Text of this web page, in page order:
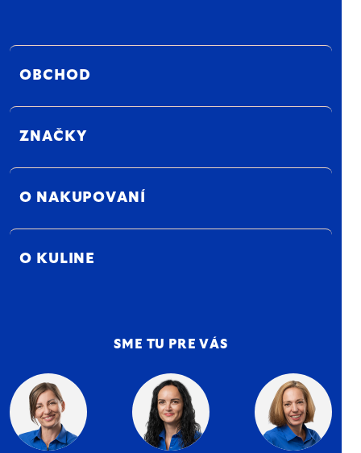
OBCHOD
ZNAČKY
O NAKUPOVANÍ
O KULINE
SME TU PRE VÁS